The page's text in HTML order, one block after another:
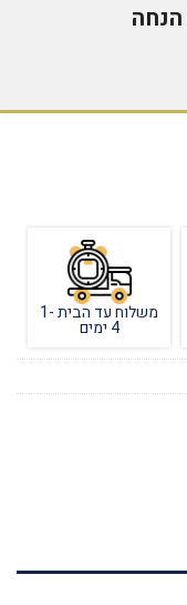
משלוח עד הבית 1-
4 ימים